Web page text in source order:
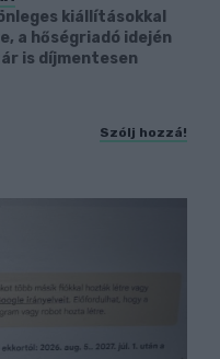
kiállításokkal
a hőségriadó idején
is díjmentesen
Szólj hozzá!